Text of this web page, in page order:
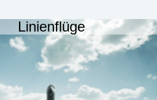
Linienflüge